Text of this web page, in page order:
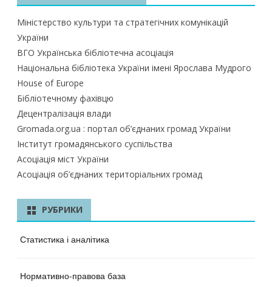
Міністерство культури та стратегічних комунікацій
України
ВГО Українська бібліотечна асоціація
Національна бібліотека України імені Ярослава Мудрого
House of Europe
Бібліотечному фахівцю
Децентралізація влади
Gromada.org.ua : портал об’єднаних громад України
Інститут громадянського суспільства
Асоціація міст України
Асоціація об’єднаних територіальних громад
РУБРИКИ
Статистика і аналітика
Нормативно-правова база